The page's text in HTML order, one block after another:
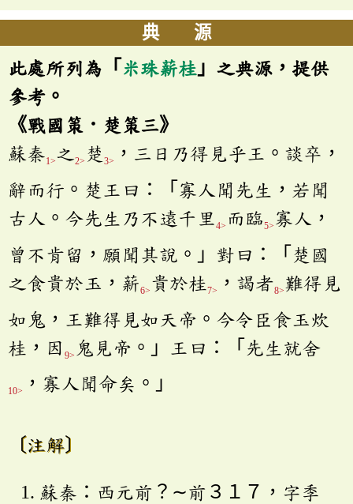
典 源
此處所列為「 米珠薪桂 」之典源，提供
參考。
《戰國策．楚策三》
蘇秦1> 之2> 楚 3>
，三日乃得見乎王。談卒，
辭而行。楚王曰：「寡人聞先生，若聞
古人。今先生乃不遠千里 4> 而臨5> 寡人，
曾不肯留，願聞其說。」對曰：「楚國
之食貴於玉，薪6> 貴於桂7> ，謁者8>難得見
如鬼，王難得見如天帝。今令臣食玉炊
桂，因 9> 鬼見帝。」王曰：「先生就舍
10> ，寡人聞命矣。」
〔注解〕
蘇秦：西元前？∼前３１７，字季